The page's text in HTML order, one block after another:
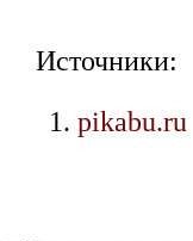
Источники:
pikabu.ru